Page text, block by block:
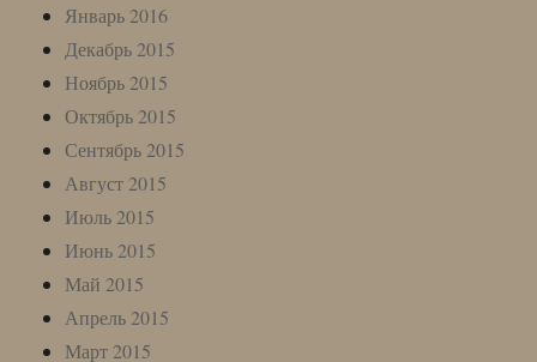
Январь 2016
Декабрь 2015
Ноябрь 2015
Октябрь 2015
Сентябрь 2015
Август 2015
Июль 2015
Июнь 2015
Май 2015
Апрель 2015
Март 2015